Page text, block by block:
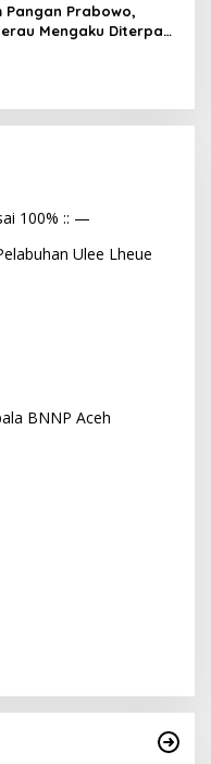
Pangan Prabowo,
Mengaku Diterpa
100% :: —
Ulee Lheue
BNNP Aceh